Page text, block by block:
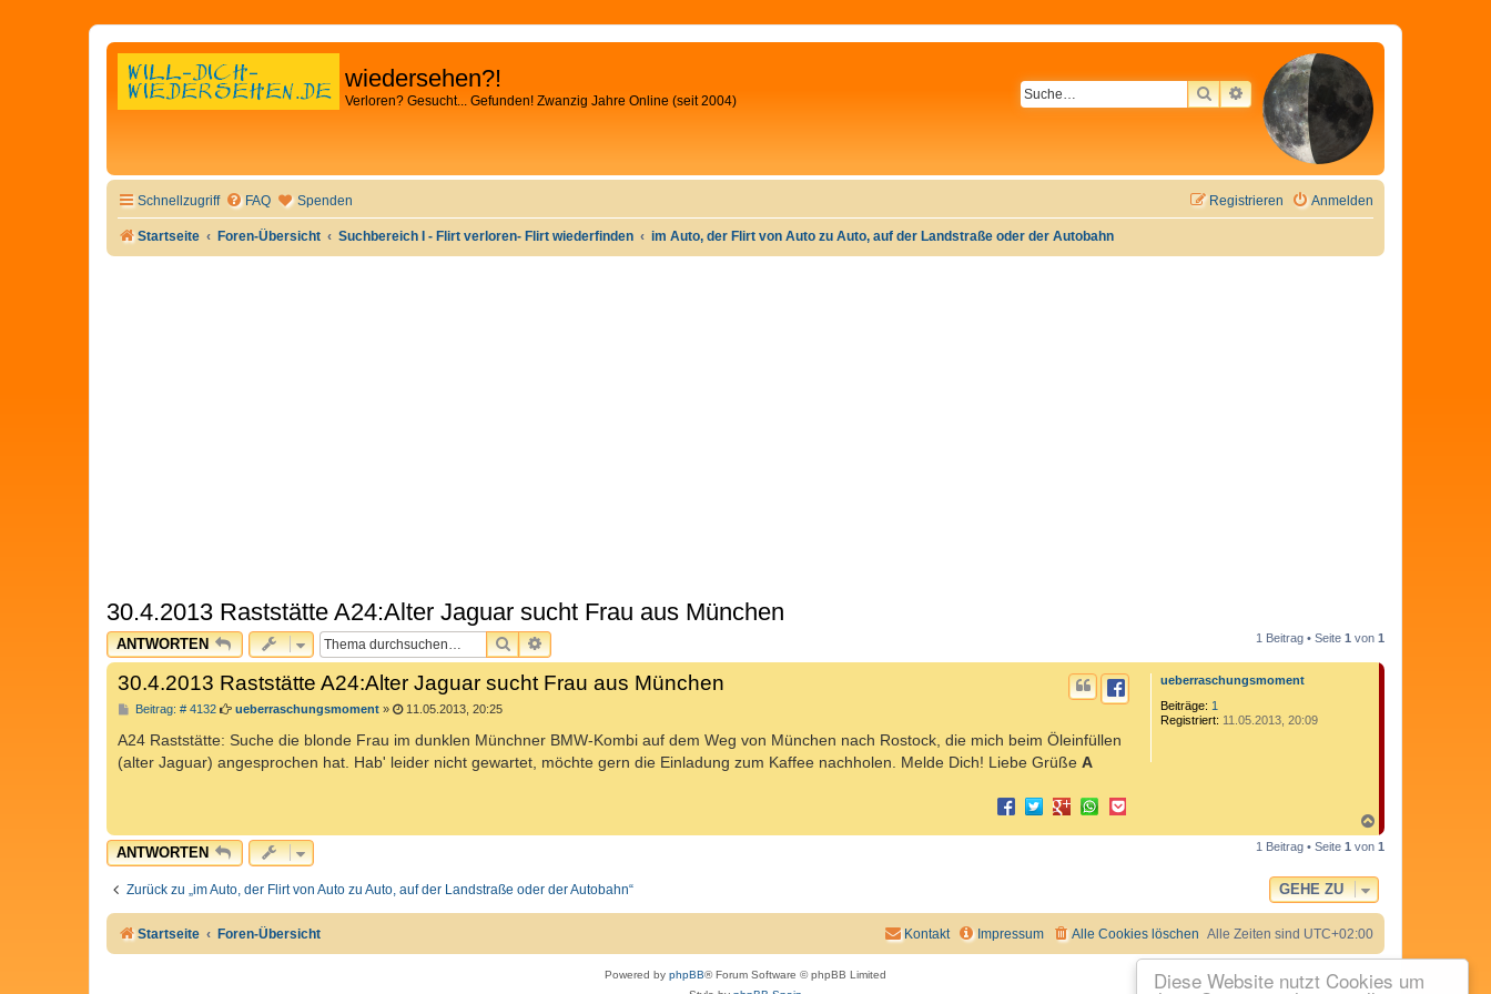
Diese Website nutzt Cookies um
wiedersehen?!
Verloren? Gesucht... Gefunden! Zwanzig Jahre Online (seit 2004) SUCHEERWEITERTE SUCHE
Schnellzugriff FAQ Spenden Anmelden
Registrieren
Startseite Foren-Übersicht Suchbereich I - Flirt verloren- Flirt wiederfinden im Auto, der Flirt von Auto zu Auto, auf der Landstraße oder der Autobahn
30.4.2013 Raststätte A24:Alter Jaguar sucht Frau aus München
ANTWORTEN SUCHEERWEITERTE SUCHE 1 Beitrag • Seite 1 von 1
ueberraschungsmoment
Beiträge: 1
Registriert: 11.05.2013, 20:09
30.4.2013 Raststätte A24:Alter Jaguar sucht Frau aus München
Beitrag: # 4132B
i
r
ueberraschungsmoment» 11.05.2013, 20:25
A24 Raststätte: Suche die blonde Frau im dunklen Münchner BMW-Kombi auf dem Weg von München nach Rostock, die mich beim Öleinfüllen
(alter Jaguar) angesprochen hat. Hab' leider nicht gewartet, möchte gern die Einladung zum Kaffee nachholen. Melde Dich! Liebe Grüße A
a
c
o
b
e
ANTWORTEN 1 Beitrag • Seite 1 von 1
Zurück zu „im Auto, der Flirt von Auto zu Auto, auf der Landstraße oder der Autobahn“ GEHE ZU
Startseite Foren-Übersicht Alle Zeiten sind UTC+02:00
Alle Cookies löschen
Impressum
Kontakt
Powered by phpBB® Forum Software © phpBB Limited